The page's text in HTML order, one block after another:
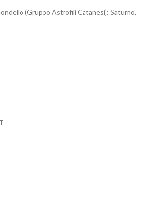
(Gruppo Astrofili Catanesi): Saturno,